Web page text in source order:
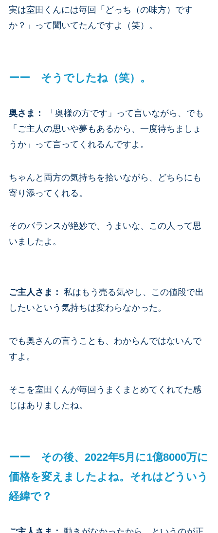
実は室田くんには毎回「どっち（の味方）です
か？」って聞いてたんですよ（笑）。
ーー そうでしたね（笑）。
奥さま ：
「奥様の方です」って言いながら、でも
「ご主人の思いや夢もあるから、一度待ちましょ
うか」って言ってくれるんですよ。
ちゃんと両方の気持ちを拾いながら、どちらにも
寄り添ってくれる。
そのバランスが絶妙で、うまいな、この人って思
いましたよ。
ご主人さま ： 私はもう売る気やし、この値段で出
したいという気持ちは変わらなかった。
でも奥さんの言うことも、わからんではないんで
すよ。
そこを室田くんが毎回うまくまとめてくれてた感
じはありましたね。
ーー その後、2022年5月に1億8000万に
価格を変えましたよね。それはどういう
経緯で？